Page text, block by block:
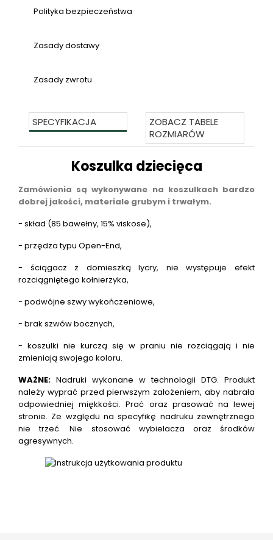
Polityka bezpieczeństwa
Zasady dostawy
Zasady zwrotu
SPECYFIKACJA
ZOBACZ TABELE
ROZMIARÓW
Koszulka dziecięca
Zamówienia są wykonywane na koszulkach bardzo
dobrej jakości, materiale grubym i trwałym.
- skład (85 bawełny, 15% viskose),
- przędza typu Open-End,
- ściągacz z domieszką lycry, nie występuje efekt
rozciągniętego kołnierzyka,
- podwójne szwy wykończeniowe,
- brak szwów bocznych,
- koszulki nie kurczą się w praniu nie rozciągają i nie
zmieniają swojego koloru.
WAŻNE: Nadruki wykonane w technologii DTG. Produkt
należy wyprać przed pierwszym założeniem, aby nabrała
odpowiedniej miękkości. Prać oraz prasować na lewej
stronie. Ze względu na specyfikę nadruku zewnętrznego
nie trzeć. Nie stosować wybielacza oraz środków
agresywnych.